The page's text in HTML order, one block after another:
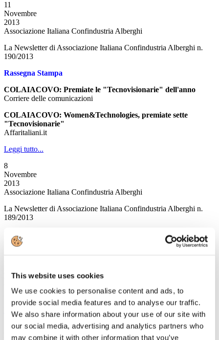
This website uses cookies
We use cookies to personalise content and ads, to
provide social media features and to analyse our traffic.
We also share information about your use of our site with
our social media, advertising and analytics partners who
may combine it with other information that you’ve
11
Novembre
2013
Associazione Italiana Confindustria Alberghi
La Newsletter di Associazione Italiana Confindustria Alberghi n.
190/2013
Rassegna Stampa
COLAIACOVO: Premiate le "Tecnovisionarie" dell'anno
Corriere delle comunicazioni
COLAIACOVO: Women&Technologies, premiate sette
"Tecnovisionarie"
Affaritaliani.it
Leggi tutto...
8
Novembre
2013
Associazione Italiana Confindustria Alberghi
La Newsletter di Associazione Italiana Confindustria Alberghi n.
189/2013
News
L’ufficio per le politiche del turismo passa dalla Presidenza del
A cura del MiBact
Leggi tutto...
Novembre